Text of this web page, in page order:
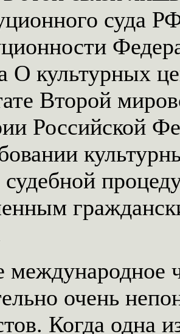
суда
О культурных
Второй
Российской
международное
очень
Когда одна